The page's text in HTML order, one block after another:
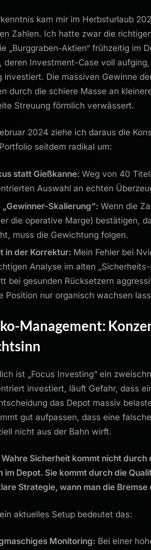
kam mir im Herbsturlaub
Zahlen. Ich hatte zwar die
„Burggraben-Aktien“ frühzeitig im
deren Investment-Case voll
investiert. Die massiven Gewinne
durch die schiere Masse an
Streuung förmlich verwässert.
2024 ziehe ich daraus die
seitdem radikal um:
statt Gießkanne: Weg von 40
Auswahl an echten
„Gewinner-Skalierung“: Wenn die
die operative Marge) bestätigen,
muss die Gewichtung folgen.
in der Korrektur: Mein Fehler bei
Analyse im alten
bei gesunden Rücksetzern
Position nur organisch wachsen
Management:
ist „Focus Investing“ ein
investiert, läuft Gefahr, dass
das Depot massiv
gut aufpassen, dass eine
nicht aus der Bahn wirft.
Sicherheit kommt nicht durch
im Depot. Sie kommt durch die
Strategie, wann man die Bremse
aktuelles Setup bedeutet das:
Monitoring: Bei einer